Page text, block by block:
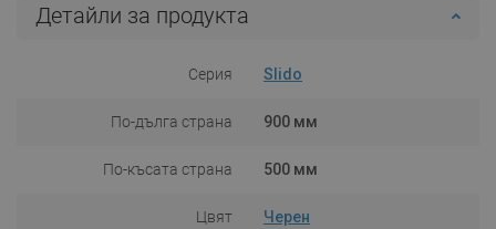
Детайли за продукта
Серия Slido
По-дълга страна 900 мм
По-късата страна 500 мм
Цвят Черен